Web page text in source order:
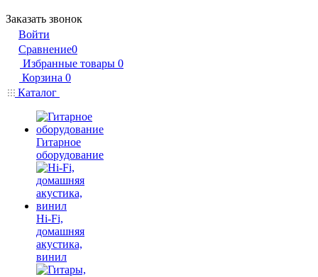
Заказать звонок
Войти
Сравнение0
Избранные товары 0
Корзина 0
Каталог
Гитарное
оборудование
Hi-Fi,
домашняя
акустика,
винил